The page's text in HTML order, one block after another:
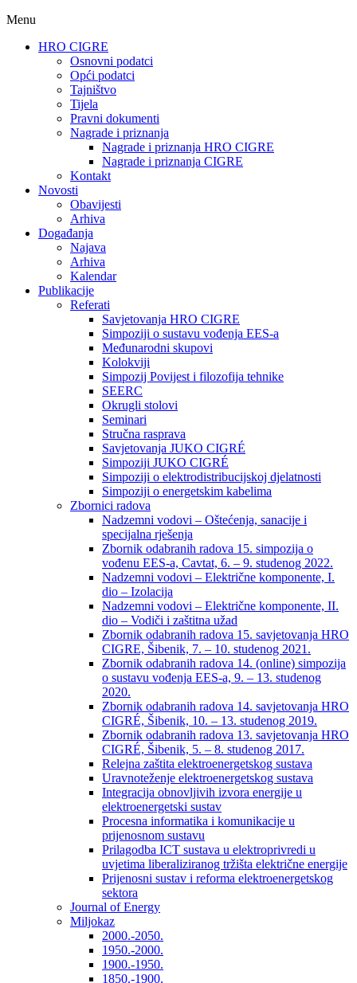
Menu
HRO CIGRE
Osnovni podatci​
Opći podatci
Tajništvo
Tijela
Pravni dokumenti
Nagrade i priznanja
Nagrade i priznanja HRO CIGRE
Nagrade i priznanja CIGRE
Kontakt
Novosti
Obavijesti
Arhiva
Događanja
Najava
Arhiva
Kalendar
Publikacije
Referati
Savjetovanja HRO CIGRE
Simpoziji o sustavu vođenja EES-a
Međunarodni skupovi
Kolokviji​
Simpozij Povijest i filozofija tehnike
SEERC
Okrugli stolovi
Seminari​
Stručna rasprava​
Savjetovanja JUKO CIGRÉ
Simpoziji JUKO CIGRÉ
Simpoziji o elektrodistribucijskoj djelatnosti
Simpoziji o energetskim kabelima
Zbornici radova
Nadzemni vodovi – Oštećenja, sanacije i
specijalna rješenja
Zbornik odabranih radova 15. simpozija o
vođenu EES-a, Cavtat, 6. – 9. studenog 2022.
Nadzemni vodovi – Električne komponente, I.
dio – Izolacija
Nadzemni vodovi – Električne komponente, II.
dio – Vodiči i zaštitna užad
Zbornik odabranih radova 15. savjetovanja HRO
CIGRE, Šibenik, 7. – 10. studenog 2021.
Zbornik odabranih radova 14. (online) simpozija
o sustavu vođenja EES-a, 9. – 13. studenog
2020.
Zbornik odabranih radova 14. savjetovanja HRO
CIGRÉ, Šibenik, 10. – 13. studenog 2019.
Zbornik odabranih radova 13. savjetovanja HRO
CIGRÉ, Šibenik, 5. – 8. studenog 2017.
Relejna zaštita elektroenergetskog sustava
Uravnoteženje elektroenergetskog sustava
Integracija obnovljivih izvora energije u
elektroenergetski sustav
Procesna informatika i komunikacije u
prijenosnom sustavu
Prilagodba ICT sustava u elektroprivredi u
uvjetima liberaliziranog tržišta električne energije
Prijenosni sustav i reforma elektroenergetskog
sektora
Journal of Energy
Miljokaz
2000.-2050.
1950.-2000.
1900.-1950.
1850.-1900.